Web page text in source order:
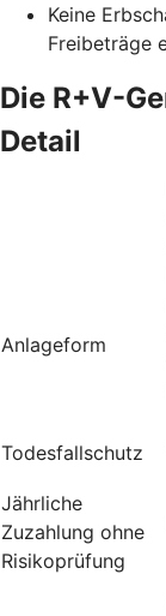
Keine
Freibeträge
Die R+V-
Detail
Anlageform
Todesfallschutz
Jährliche
Zuzahlung ohne
Risikoprüfung